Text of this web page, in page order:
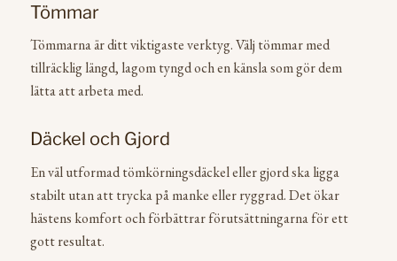
Tömmar
Tömmarna är ditt viktigaste verktyg. Välj tömmar med
tillräcklig längd, lagom tyngd och en känsla som gör dem
lätta att arbeta med.
Däckel och Gjord
En väl utformad tömkörningsdäckel eller gjord ska ligga
stabilt utan att trycka på manke eller ryggrad. Det ökar
hästens komfort och förbättrar förutsättningarna för ett
gott resultat.